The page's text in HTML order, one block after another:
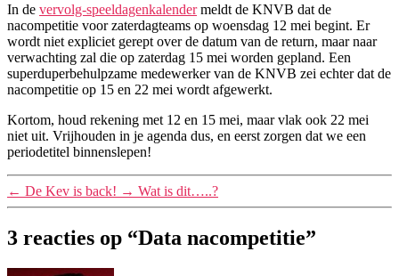
In de vervolg-speeldagenkalendermeldt de KNVB dat de
nacompetitie voor zaterdagteams op woensdag 12 mei begint. Er
wordt niet expliciet gerept over de datum van de return, maar naar
verwachting zal die op zaterdag 15 mei worden gepland. Een
superduperbehulpzame medewerker van de KNVB zei echter dat de
nacompetitie op 15 en 22 mei wordt afgewerkt.
Kortom, houd rekening met 12 en 15 mei, maar vlak ook 22 mei
niet uit. Vrijhouden in je agenda dus, en eerst zorgen dat we een
periodetitel binnenslepen!
← De Kev is back! → Wat is dit…..?
3 reacties op “Data nacompetitie”